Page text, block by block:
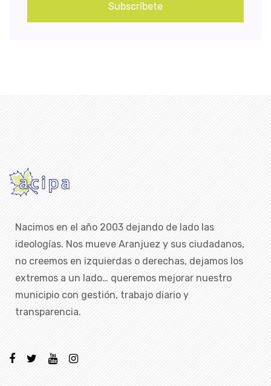
Subscríbete
Nacimos en el año 2003 dejando de lado las
ideologías. Nos mueve Aranjuez y sus ciudadanos,
no creemos en izquierdas o derechas, dejamos los
extremos a un lado… queremos mejorar nuestro
municipio con gestión, trabajo diario y
transparencia.